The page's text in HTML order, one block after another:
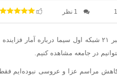
1 نظر
تا اثر
در جامعه مشاهده کنیم.